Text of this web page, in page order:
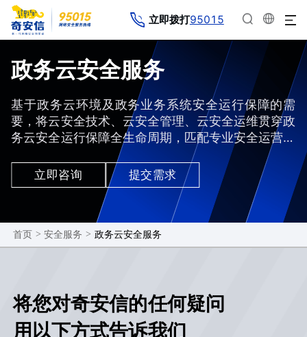
立即拨打95015
政务云安全服务
基于政务云环境及政务业务系统安全运行保障的需
要，将云安全技术、云安全管理、云安全运维贯穿政
务云安全运行保障全生命周期，匹配专业安全运营人
员构建威胁预测、威胁防护、持续检测、响应处置的
全闭环持续监控与分析能力，保障政务云合规安全运
行，满足安全、合规、监管要求。
立即咨询 提交需求
首页 > 安全服务 > 政务云安全服务
将您对奇安信的任何疑问
用以下方式告诉我们